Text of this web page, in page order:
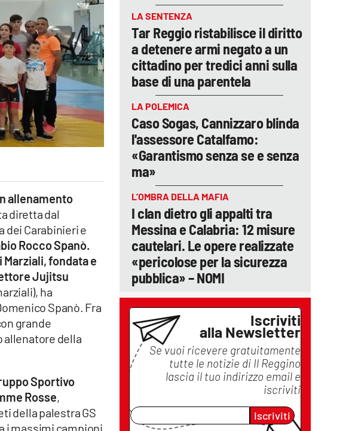
allenamento
diretta dal
dei Carabinieri e
Rocco Spanò.
fondata e
Jujitsu
ha
Spanò. Fra
grande
allenatore della
Sportivo
Rosse,
della palestra GS
LA SENTENZA
Tar Reggio ristabilisce il diritto
a detenere armi negato a un
cittadino per tredici anni sulla
base di una parentela
LA POLEMICA
Caso Sogas, Cannizzaro blinda
l'assessore Catalfamo:
«Garantismo senza se e senza
ma»
L’OMBRA DELLA MAFIA
I clan dietro gli appalti tra
Messina e Calabria: 12 misure
cautelari. Le opere realizzate
«pericolose per la sicurezza
pubblica» – NOMI
Iscriviti
alla Newsletter
Se vuoi ricevere gratuitamente
tutte le notizie di Il Reggino
lascia il tuo indirizzo email e
iscriviti
Iscriviti